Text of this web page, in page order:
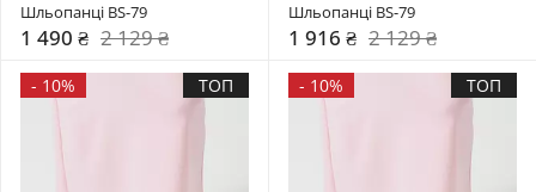
Шльопанці BS-79
1 490 ₴ 2 129 ₴
Шльопанці BS-79
1 916 ₴ 2 129 ₴
- 10% ТОП - 10% ТОП